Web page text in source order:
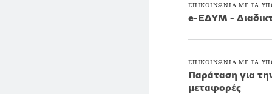
ΕΠΙΚΟΙΝΩΝΙΑ ΜΕ ΤΑ
e-ΕΔΥΜ -
ΕΠΙΚΟΙΝΩΝΙΑ ΜΕ ΤΑ
Παράταση για
μεταφορές